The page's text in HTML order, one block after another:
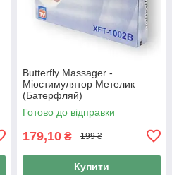
Butterfly Massager -
Міостимулятор Метелик
(Батерфляй)
Готово до відправки
179,10 ₴ 199 ₴
Купити